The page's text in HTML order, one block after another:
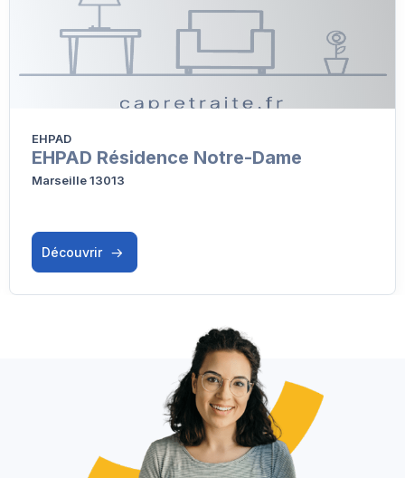
EHPAD
EHPAD Résidence Notre-Dame
Marseille 13013
Découvrir